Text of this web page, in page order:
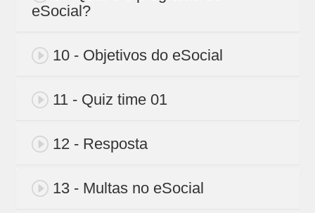
eSocial?
10 - Objetivos do eSocial
11 - Quiz time 01
12 - Resposta
13 - Multas no eSocial